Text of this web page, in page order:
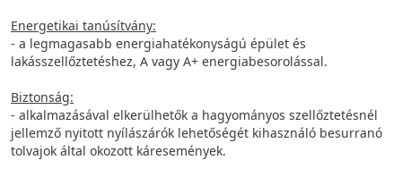
Energetikai tanúsítvány:
- a legmagasabb energiahatékonyságú épület és
lakásszellőztetéshez, A vagy A+ energiabesorolással.
Biztonság:
- alkalmazásával elkerülhetők a hagyományos szellőztetésnél
jellemző nyitott nyílászárók lehetőségét kihasználó besurranó
tolvajok által okozott káresemények.